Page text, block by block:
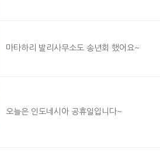
마타하리 발리사무소도 송년회 했어요~
오늘은 인도네시아 공휴일입니다~